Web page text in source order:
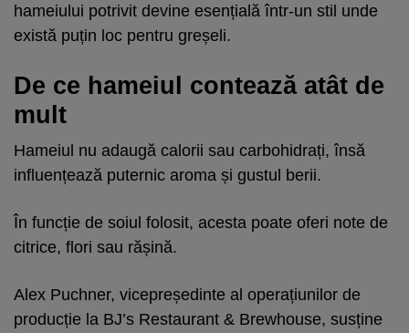
hameiului potrivit devine esențială într-un stil unde
există puțin loc pentru greșeli.
De ce hameiul contează atât de
mult
Hameiul nu adaugă calorii sau carbohidrați, însă
influențează puternic aroma și gustul berii.
În funcție de soiul folosit, acesta poate oferi note de
citrice, flori sau rășină.
Alex Puchner, vicepreședinte al operațiunilor de
producție la BJ’s Restaurant & Brewhouse, susține